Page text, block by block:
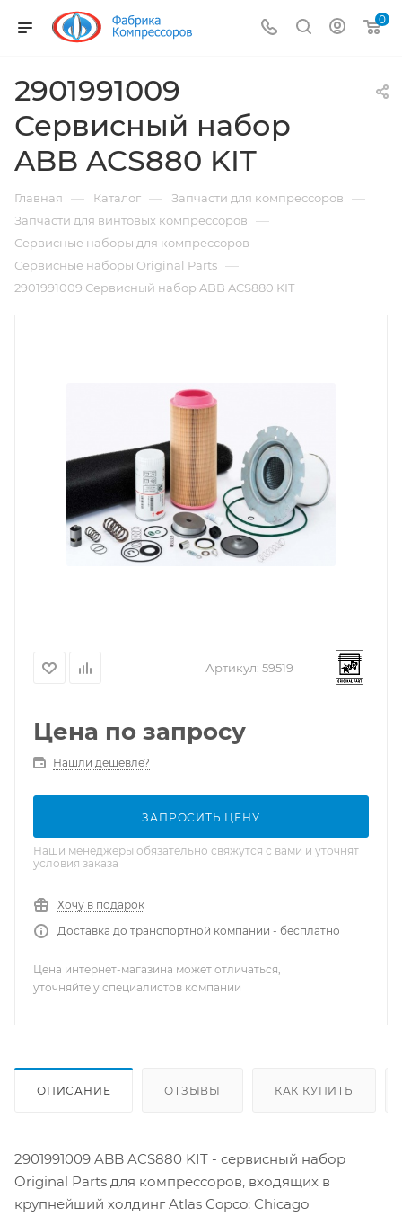
0
2901991009
Сервисный набор
ABB ACS880 KIT
Главная — Каталог — Запчасти для компрессоров —
Запчасти для винтовых компрессоров —
Сервисные наборы для компрессоров —
Сервисные наборы Original Parts —
2901991009 Сервисный набор ABB ACS880 KIT
Артикул: 59519
Цена по запросу
Нашли дешевле?
ЗАПРОСИТЬ ЦЕНУ
Наши менеджеры обязательно свяжутся с вами и уточнят
условия заказа
Хочу в подарок
Доставка до транспортной компании - бесплатно
Цена интернет-магазина может отличаться,
уточняйте у специалистов компании
ОПИСАНИЕ ОТЗЫВЫ КАК КУПИТЬ
2901991009 ABB ACS880 KIT - сервисный набор
Original Parts для компрессоров, входящих в
крупнейший холдинг Atlas Copco: Chicago